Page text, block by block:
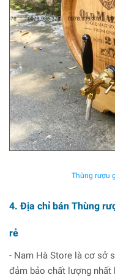
Thùng rượu
4. Địa chỉ bán Thùng
rẻ
- Nam Hà Store là cơ sở
đảm bảo chất lượng nhất